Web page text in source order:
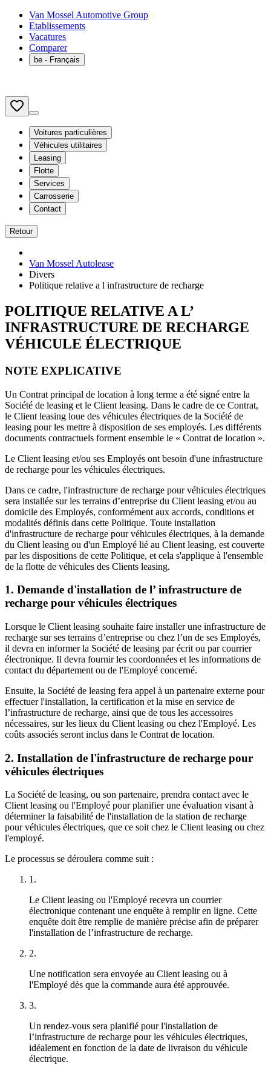
Van Mossel Automotive Group
Etablissements
Vacatures
Comparer
be - Français
Voitures particulières
Véhicules utilitaires
Leasing
Flotte
Services
Carrosserie
Contact
Retour
Van Mossel Autolease
Divers
Politique relative a l infrastructure de recharge
POLITIQUE RELATIVE A L’
INFRASTRUCTURE DE RECHARGE
VÉHICULE ÉLECTRIQUE
NOTE EXPLICATIVE
Un Contrat principal de location à long terme a été signé entre la
Société de leasing et le Client leasing. Dans le cadre de ce Contrat,
le Client leasing loue des véhicules électriques de la Société de
leasing pour les mettre à disposition de ses employés. Les différents
documents contractuels forment ensemble le « Contrat de location ».
Le Client leasing et/ou ses Employés ont besoin d'une infrastructure
de recharge pour les véhicules électriques.
Dans ce cadre, l'infrastructure de recharge pour véhicules électriques
sera installée sur les terrains d’entreprise du Client leasing et/ou au
domicile des Employés, conformément aux accords, conditions et
modalités définis dans cette Politique. Toute installation
d'infrastructure de recharge pour véhicules électriques, à la demande
du Client leasing ou d'un Employé lié au Client leasing, est couverte
par les dispositions de cette Politique, et cela s'applique à l'ensemble
de la flotte de véhicules des Clients leasing.
1. Demande d'installation de l’ infrastructure de
recharge pour véhicules électriques
Lorsque le Client leasing souhaite faire installer une infrastructure de
recharge sur ses terrains d’entreprise ou chez l’un de ses Employés,
il devra en informer la Société de leasing par écrit ou par courrier
électronique. Il devra fournir les coordonnées et les informations de
contact du département ou de l'Employé concerné.
Ensuite, la Société de leasing fera appel à un partenaire externe pour
effectuer l'installation, la certification et la mise en service de
l’infrastructure de recharge, ainsi que de tous les accessoires
nécessaires, sur les lieux du Client leasing ou chez l'Employé. Les
coûts associés seront inclus dans le Contrat de location.
2. Installation de l'infrastructure de recharge pour
véhicules électriques
La Société de leasing, ou son partenaire, prendra contact avec le
Client leasing ou l'Employé pour planifier une évaluation visant à
déterminer la faisabilité de l'installation de la station de recharge
pour véhicules électriques, que ce soit chez le Client leasing ou chez
l'employé.
Le processus se déroulera comme suit :
1.
Le Client leasing ou l'Employé recevra un courrier
électronique contenant une enquête à remplir en ligne. Cette
enquête doit être remplie de manière précise afin de préparer
l'installation de l’infrastructure de recharge.
2.
Une notification sera envoyée au Client leasing ou à
l'Employé dès que la commande aura été approuvée.
3.
Un rendez-vous sera planifié pour l'installation de
l’infrastructure de recharge pour les véhicules électriques,
idéalement en fonction de la date de livraison du véhicule
électrique.